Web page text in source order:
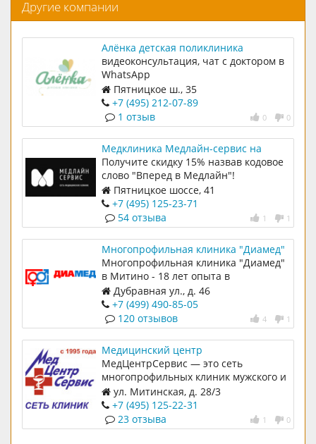
Другие компании
Алёнка детская поликлиника
видеоконсультация, чат с доктором в
WhatsApp
Пятницкое ш., 35
+7 (495) 212-07-89
0 0
1 отзыв
Медклиника Медлайн-сервис на
Пятницком шоссе
Получите скидку 15% назвав кодовое
слово "Вперед в Медлайн"!
Пятницкое шоссе, 41
+7 (495) 125-23-71
1 1
54 отзыва
Многопрофильная клиника "Диамед"
Многопрофильная клиника "Диамед"
в Митино - 18 лет опыта в
эффективной медицине
Дубравная ул., д. 46
+7 (499) 490-85-05
4 1
120 отзывов
Медицинский центр
"МедЦентрСервис"
МедЦентрСервис — это сеть
многопрофильных клиник мужского и
женского здоровья Во всех клиниках
МедЦентрСервис клиенты получают
квалифицированную помощь по всем
основным направлениям
ул. Митинская, д. 28/3
+7 (495) 125-22-31
1 0
23 отзыва